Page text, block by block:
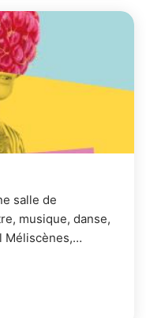
salle de
musique, danse,
Méliscènes,